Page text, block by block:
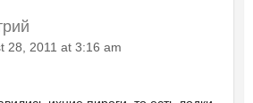
28, 2011 at 3:16 am